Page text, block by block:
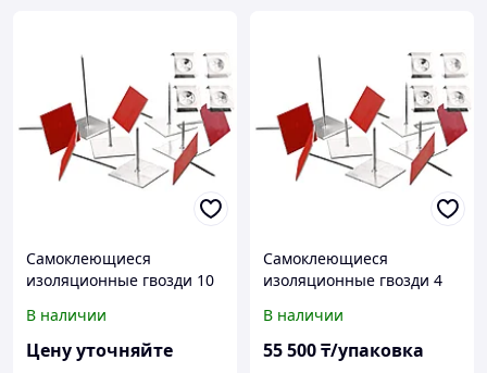
Самоклеющиеся
изоляционные гвозди 10
В наличии
Цену уточняйте
Самоклеющиеся
изоляционные гвозди 4
В наличии
55 500₸/упаковка